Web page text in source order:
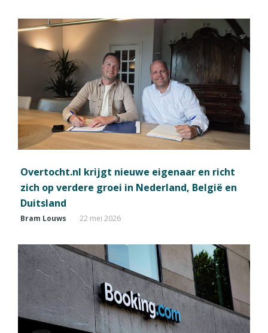
Overtocht.nl krijgt nieuwe eigenaar en richt
zich op verdere groei in Nederland, België en
Duitsland
Bram Louws 22 mei 2026